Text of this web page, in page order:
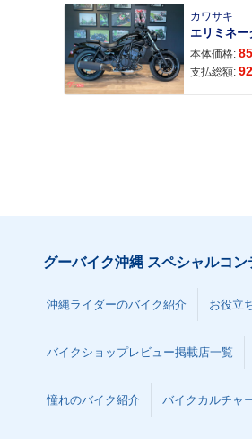
カワサキ
エリミネー
本体価格:
支払総額:
グーバイク沖縄 スペシャルコン
沖縄ライダーのバイク紹介 お役立
バイクショップレビュー掲載店一覧
憧れのバイク紹介 バイクカルチャ